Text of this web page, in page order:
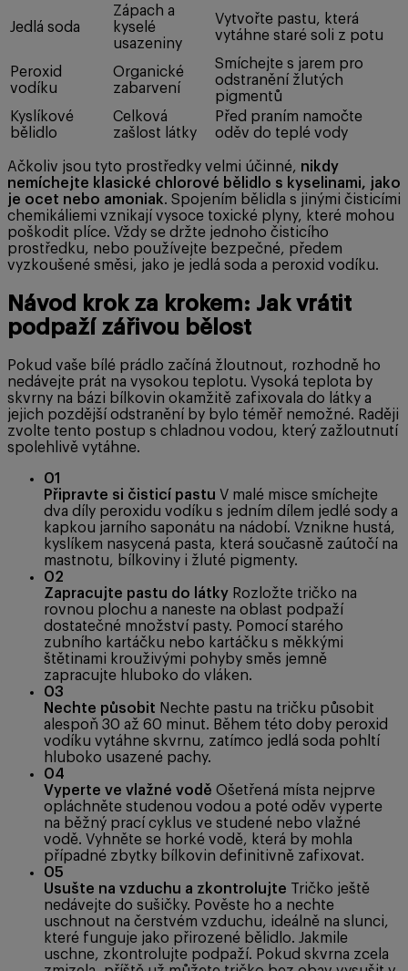
Jedlá soda
Zápach a
kyselé
usazeniny
Vytvořte pastu, která
vytáhne staré soli z potu
Peroxid
vodíku
Organické
zabarvení
Smíchejte s jarem pro
odstranění žlutých
pigmentů
Kyslíkové
bělidlo
Celková
zašlost látky
Před praním namočte
oděv do teplé vody
Ačkoliv jsou tyto prostředky velmi účinné, nikdy
nemíchejte klasické chlorové bělidlo s kyselinami, jako
je ocet nebo amoniak. Spojením bělidla s jinými čisticími
chemikáliemi vznikají vysoce toxické plyny, které mohou
poškodit plíce. Vždy se držte jednoho čisticího
prostředku, nebo používejte bezpečné, předem
vyzkoušené směsi, jako je jedlá soda a peroxid vodíku.
Návod krok za krokem: Jak vrátit
podpaží zářivou bělost
Pokud vaše bílé prádlo začíná žloutnout, rozhodně ho
nedávejte prát na vysokou teplotu. Vysoká teplota by
skvrny na bázi bílkovin okamžitě zafixovala do látky a
jejich pozdější odstranění by bylo téměř nemožné. Raději
zvolte tento postup s chladnou vodou, který zažloutnutí
spolehlivě vytáhne.
01
Připravte si čisticí pastu V malé misce smíchejte
dva díly peroxidu vodíku s jedním dílem jedlé sody a
kapkou jarního saponátu na nádobí. Vznikne hustá,
kyslíkem nasycená pasta, která současně zaútočí na
mastnotu, bílkoviny i žluté pigmenty.
02
Zapracujte pastu do látky Rozložte tričko na
rovnou plochu a naneste na oblast podpaží
dostatečné množství pasty. Pomocí starého
zubního kartáčku nebo kartáčku s měkkými
štětinami krouživými pohyby směs jemně
zapracujte hluboko do vláken.
03
Nechte působit Nechte pastu na tričku působit
alespoň 30 až 60 minut. Během této doby peroxid
vodíku vytáhne skvrnu, zatímco jedlá soda pohltí
hluboko usazené pachy.
04
Vyperte ve vlažné vodě Ošetřená místa nejprve
opláchněte studenou vodou a poté oděv vyperte
na běžný prací cyklus ve studené nebo vlažné
vodě. Vyhněte se horké vodě, která by mohla
případné zbytky bílkovin definitivně zafixovat.
05
Usušte na vzduchu a zkontrolujte
Tričko ještě
nedávejte do sušičky. Pověste ho a nechte
uschnout na čerstvém vzduchu, ideálně na slunci,
které funguje jako přirozené bělidlo. Jakmile
uschne, zkontrolujte podpaží. Pokud skvrna zcela